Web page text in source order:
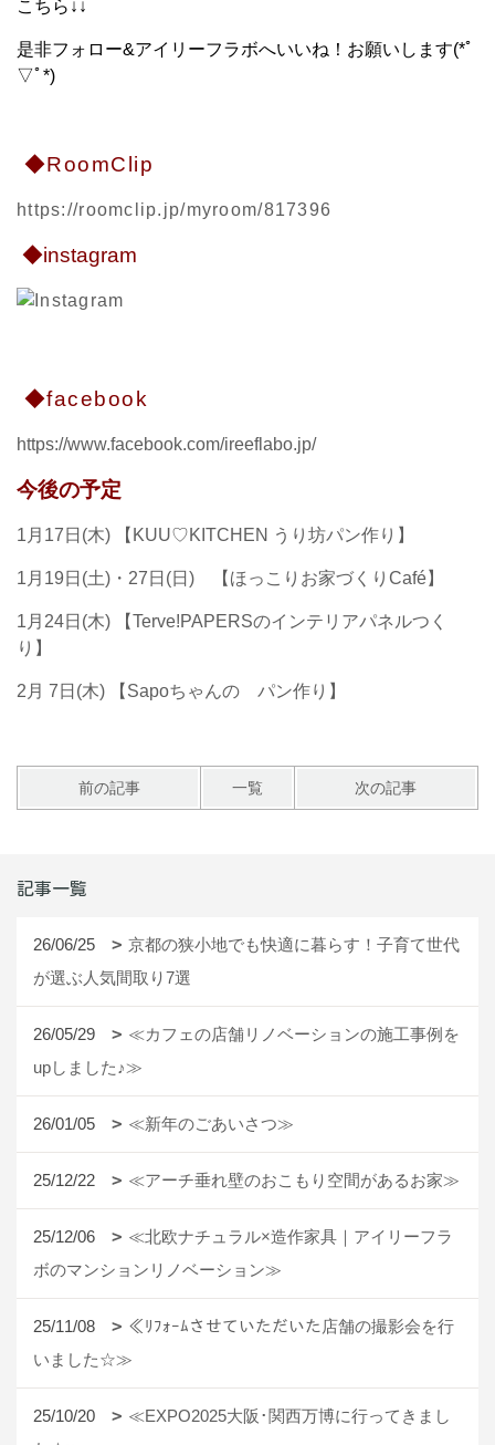
こちら↓↓
是非フォロー&アイリーフラボへいいね！お願いします(*ﾟ
▽ﾟ*)
◆RoomClip
https://roomclip.jp/myroom/817396
◆instagram
◆facebook
https://www.facebook.com/ireeflabo.jp/
今後の予定
1月17日(木) 【KUU♡KITCHEN うり坊パン作り】
1月19日(土)・27 日(日) 【ほっこりお家づくりCafé】
1月24日(木) 【Terve!PAPERSのインテリアパネルつく
り】
2月 7日(木) 【Sapoちゃんの パン作り】
前の記事 一覧 次の記事
記事一覧
26/06/25
京都の狭小地でも快適に暮らす！子育て世代
が選ぶ人気間取り7選
26/05/29
≪カフェの店舗リノベーションの施工事例を
upしました♪≫
26/01/05 ≪新年のごあいさつ≫
25/12/22 ≪アーチ垂れ壁のおこもり空間があるお家≫
25/12/06
≪北欧ナチュラル×造作家具｜アイリーフラ
ボのマンションリノベーション≫
25/11/08
≪ﾘﾌｫｰﾑさせていただいた店舗の撮影会を行
いました☆≫
25/10/20
≪EXPO2025大阪･関西万博に行ってきまし